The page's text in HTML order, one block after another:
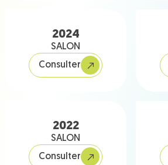
2024
SALON
Consulter
2022
SALON
Consulter